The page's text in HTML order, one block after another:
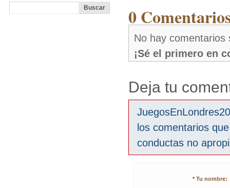
0
No hay comentarios
¡Sé el primero en
Deja tu
los comentarios
conductas no
* Tu nombre: